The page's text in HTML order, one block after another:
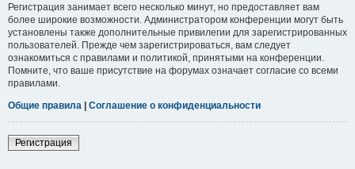
Регистрация занимает всего несколько минут, но предоставляет вам
более широкие возможности. Администратором конференции могут быть
установлены также дополнительные привилегии для зарегистрированных
пользователей. Прежде чем зарегистрироваться, вам следует
ознакомиться с правилами и политикой, принятыми на конференции.
Помните, что ваше присутствие на форумах означает согласие со всеми
правилами.
Общие правила
Соглашение о конфиденциальности
Регистрация